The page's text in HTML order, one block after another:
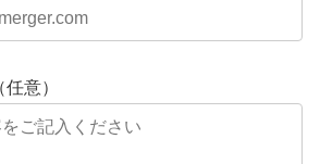
意）